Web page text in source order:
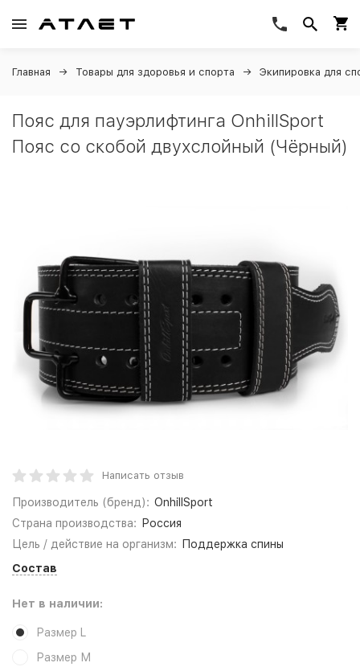
Главная Товары для здоровья и спорта Экипировка для
Пояс для пауэрлифтинга OnhillSport
Пояс со скобой двухслойный (Чёрный)
Написать отзыв
Производитель (бренд): OnhillSport
Страна производства:
Россия
Цель / действие на организм:
Поддержка спины
Состав
Нет в наличии:
Размер L
Размер М